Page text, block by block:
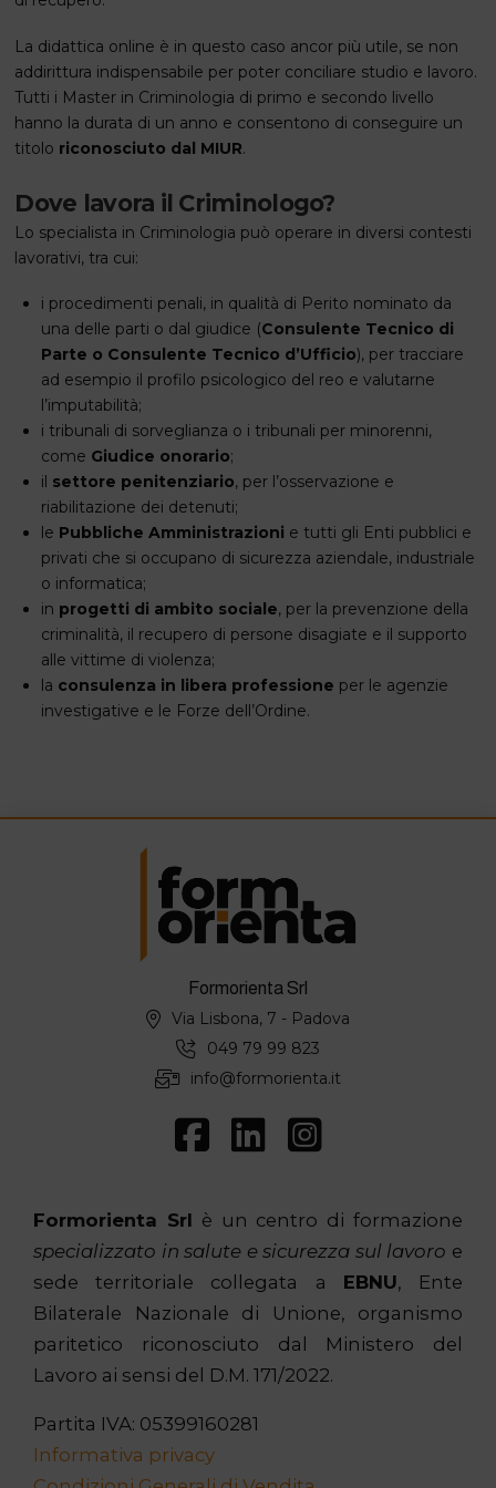
La didattica online è in questo caso ancor più utile, se non
addirittura indispensabile per poter conciliare studio e lavoro.
Tutti i Master in Criminologia di primo e secondo livello
hanno la durata di un anno e consentono di conseguire un
titolo riconosciuto dal MIUR.
Dove lavora il Criminologo?
Lo specialista in Criminologia può operare in diversi contesti
lavorativi, tra cui:
i procedimenti penali, in qualità di Perito nominato da
una delle parti o dal giudice (Consulente Tecnico di
Parte o Consulente Tecnico d’Ufficio), per tracciare
ad esempio il profilo psicologico del reo e valutarne
l’imputabilità;
i tribunali di sorveglianza o i tribunali per minorenni,
come Giudice onorario;
il settore penitenziario, per l’osservazione e
riabilitazione dei detenuti;
le Pubbliche Amministrazioni e tutti gli Enti pubblici e
privati che si occupano di sicurezza aziendale, industriale
o informatica;
in progetti di ambito sociale, per la prevenzione della
criminalità, il recupero di persone disagiate e il supporto
alle vittime di violenza;
la consulenza in libera professione per le agenzie
investigative e le Forze dell’Ordine.
Formorienta Srl
Via Lisbona, 7 - Padova
049 79 99 823
info@formorienta.it
Formorienta Srl è un centro di formazione
specializzato in salute e sicurezza sul lavoro e
sede territoriale collegata a EBNU, Ente
Bilaterale Nazionale di Unione, organismo
paritetico riconosciuto dal Ministero del
Lavoro ai sensi del D.M. 171/2022.
Partita IVA: 05399160281
Informativa privacy